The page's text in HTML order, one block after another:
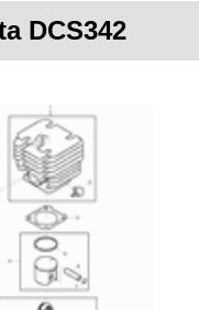
DCS342